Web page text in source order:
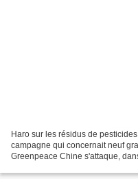
Haro sur les résidus de
campagne qui concernait neuf
Greenpeace Chine s'attaque,